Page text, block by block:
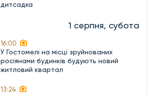
дитсадка
1 серпня, субота
16:00
У Гостомелі на місці зруйнованих
росіянами будинків будують новий
житловий квартал
13:24